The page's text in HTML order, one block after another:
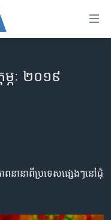
ភៈ ២០១៩
ព​នានា​ពី​ប្រទេស​ផ្សេងៗ​នៅ​ជុំ​